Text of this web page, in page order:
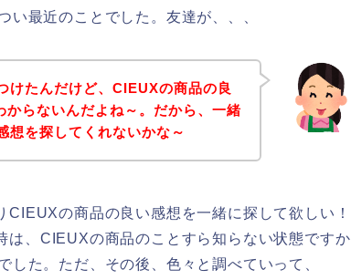
最近のことでした。友達が、、、
けたんだけど、CIEUXの商品の良
からないんだよね～。だから、一緒
想を探してくれないかな～
の商品の良い感想を一緒に探して欲しい！
は、CIEUXの商品のことすら知らない状態ですか
た。ただ、その後、色々と調べていって、